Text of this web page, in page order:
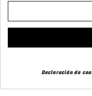
CATEGORÍAS
CARRIL OUTDOOR
Declaración de